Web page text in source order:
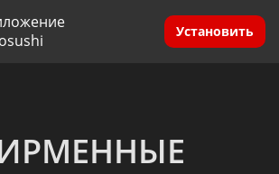
Установить
0